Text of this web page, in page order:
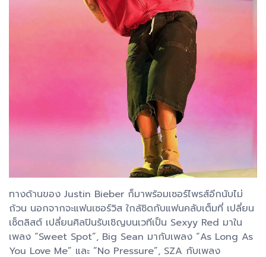
ทางด้านของ Justin Bieber ก็มาพร้อมเซอร์ไพรส์อีกนับไม่
ถ้วน นอกจากจะแฟนเซอร์วิส ใกล้ชิดกับแฟนคลับเต็มที่ เปลี่ยน
เซ็ตลิสต์ เปลี่ยนศิลปินรับเชิญบนเวทีเป็น Sexyy Red มาใน
เพลง “Sweet Spot”, Big Sean มากับเพลง “As Long As
You Love Me” และ “No Pressure”, SZA กับเพลง